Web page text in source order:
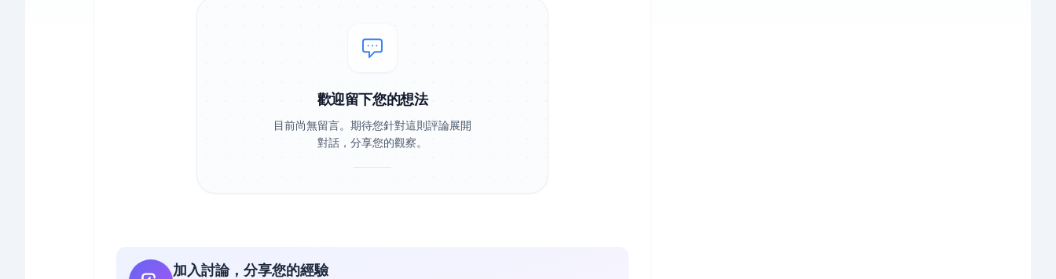
歡迎留下您的想法
目前尚無留言。期待您針對這則評論展開
對話，分享您的觀察。
加入討論，分享您的經驗